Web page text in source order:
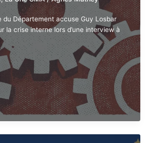
du Département accuse Guy Losbar
la crise interne lors d’une interview à